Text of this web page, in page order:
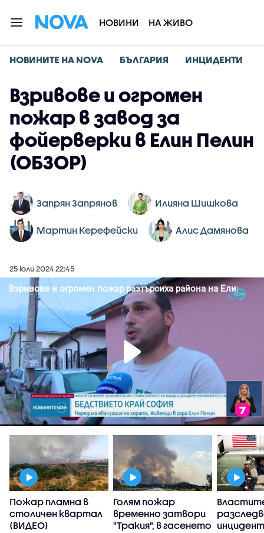
НОВИНИ НА ЖИВО
НОВИНИТЕ НА NOVA БЪЛГАРИЯ ИНЦИДЕНТИ
Взривове и огромен
пожар в завод за
фойерверки в Елин Пелин
(ОБЗОР)
Запрян Запрянов Илияна Шишкова
Мартин Керефейски Алис Дамянова
25 юли 2024 22:45
Пожар пламна в
столичен квартал
(ВИДЕО)
Голям пожар
временно затвори
"Тракия", в гасенето